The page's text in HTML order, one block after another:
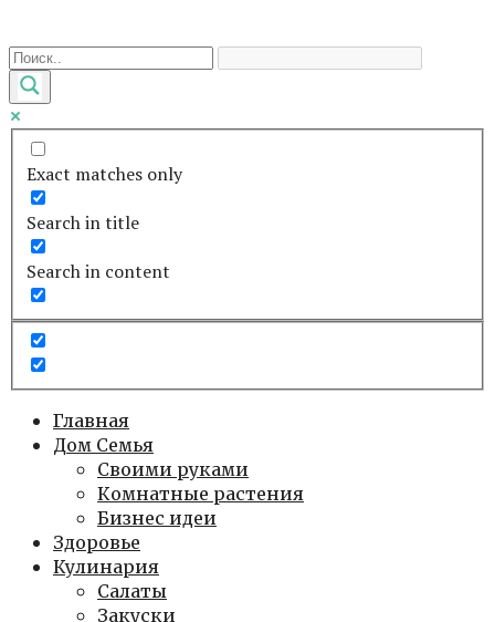
к
контенту
Exact matches only
Search in title
Search in content
Главная
Дом Семья
Своими руками
Комнатные растения
Бизнес идеи
Здоровье
Кулинария
Салаты
Закуски